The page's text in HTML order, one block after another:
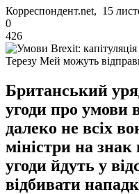
Корреспондент.net, 15
0
426
Терезу Мей можуть
Британський
угоди про умови
далеко не всіх
міністри на
угоди йдуть у
відбивати